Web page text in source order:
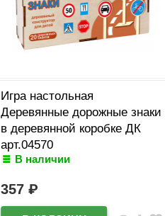
Игра настольная
Деревянные дорожные знаки
в деревянной коробке ДК
арт.04570
В наличии
357 ₽